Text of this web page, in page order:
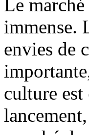
Le
immense.
envies de
culture est